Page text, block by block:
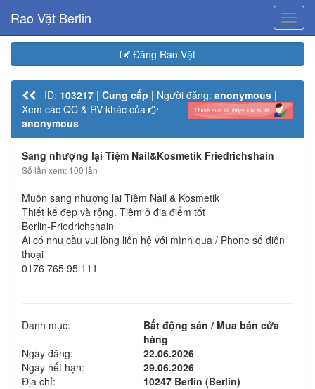
Rao Vặt Berlin
Đăng Rao Vặt
ID: 103217 | Cung cấp | Người đăng: anonymous |
Xem các QC & RV khác của
anonymous
Sang nhượng lại Tiệm Nail&Kosmetik Friedrichshain
Số lần xem: 100 lần
Muốn sang nhượng lại Tiệm Nail & Kosmetik
Thiết kế đẹp và rộng. Tiệm ở địa điểm tốt
Berlin-Friedrichshain
Ai có nhu cầu vui lòng liên hệ với mình qua / Phone số điện
thoại
0176 765 95 111
Danh mục:
Bất động sản / Mua bán cửa
hàng
Ngày đăng:
22.06.2026
Ngày hết hạn:
29.06.2026
Địa chỉ:
10247 Berlin (Berlin)